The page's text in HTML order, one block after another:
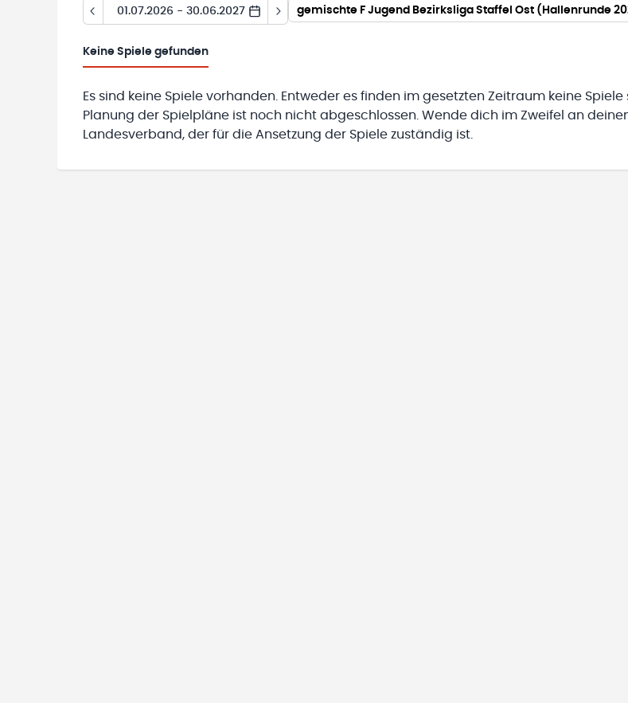
01.07.2026 - 30.06.2027 gemischte F Jugend Bezirksliga Staffel Ost (Hallenrunde
Keine Spiele gefunden
Es sind keine Spiele vorhanden. Entweder es finden im gesetzten Zeitraum keine
Planung der Spielpläne ist noch nicht abgeschlossen. Wende dich im Zweifel an
Landesverband, der für die Ansetzung der Spiele zuständig ist.